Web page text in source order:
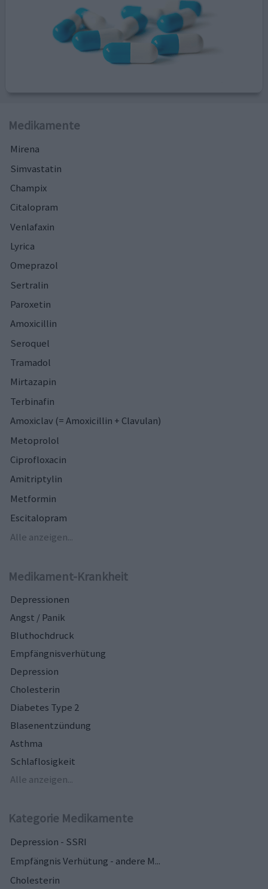
Medikamente
Mirena
Simvastatin
Champix
Citalopram
Venlafaxin
Lyrica
Omeprazol
Sertralin
Paroxetin
Amoxicillin
Seroquel
Tramadol
Mirtazapin
Terbinafin
Amoxiclav (= Amoxicillin + Clavulan)
Metoprolol
Ciprofloxacin
Amitriptylin
Metformin
Escitalopram
Alle anzeigen...
Medikament-Krankheit
Depressionen
Angst / Panik
Bluthochdruck
Empfängnisverhütung
Depression
Cholesterin
Diabetes Type 2
Blasenentzündung
Asthma
Schlaflosigkeit
Alle anzeigen...
Kategorie Medikamente
Depression - SSRI
Empfängnis Verhütung - andere M...
Cholesterin